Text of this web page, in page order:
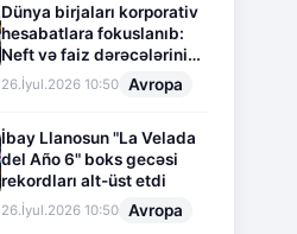
Dünya birjaları korporativ
hesabatlara fokuslanıb:
Neft və faiz dərəcələrinin
təsiri altında cari vəziyyət
26.İyul.2026 10:50 Avropa
İbay Llanosun "La Velada
del Año 6" boks gecəsi
rekordları alt-üst etdi
26.İyul.2026 10:50 Avropa